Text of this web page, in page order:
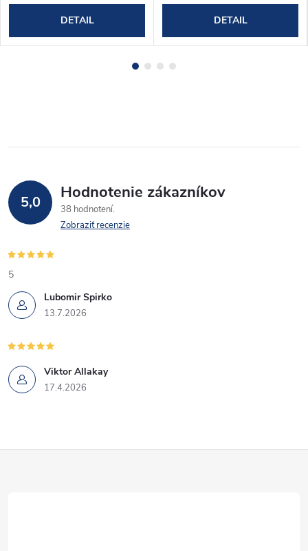
DETAIL DETAIL
5,0 Hodnotenie zákazníkov
38 hodnotení
Zobraziť recenzie
Lubomir Spirko
13.7.2026
5
Viktor Allakay
17.4.2026